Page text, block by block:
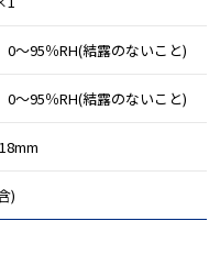
～95％RH(結露のないこと)
～95％RH(結露のないこと)
)